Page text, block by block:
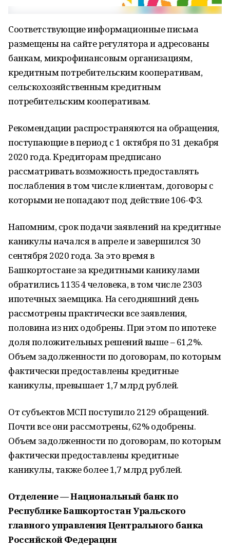
Соответствующие информационные письма
размещены на сайте регулятора и адресованы
банкам, микрофинансовым организациям,
кредитным потребительским кооперативам,
сельскохозяйственным кредитным
потребительским кооперативам.
Рекомендации распространяются на обращения,
поступающие в период с 1 октября по 31 декабря
2020 года. Кредиторам предписано
рассматривать возможность предоставлять
послабления в том числе клиентам, договоры с
которыми не попадают под действие 106-ФЗ.
Напомним, срок подачи заявлений на кредитные
каникулы начался в апреле и завершился 30
сентября 2020 года. За это время в
Башкортостане за кредитными каникулами
обратились 11354 человека, в том числе 2303
ипотечных заемщика. На сегодняшний день
рассмотрены практически все заявления,
половина из них одобрены. При этом по ипотеке
доля положительных решений выше – 61,2%.
Объем задолженности по договорам, по которым
фактически предоставлены кредитные
каникулы, превышает 1,7 млрд рублей.
От субъектов МСП поступило 2129 обращений.
Почти все они рассмотрены, 62% одобрены.
Объем задолженности по договорам, по которым
фактически предоставлены кредитные
каникулы, также более 1,7 млрд рублей.
Отделение — Национальный банк по
Республике Башкортостан Уральского
главного управления Центрального банка
Российской Федерации